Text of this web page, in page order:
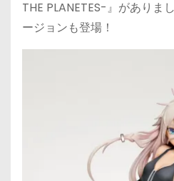
THE PLANETES-』がありま
ージョンも登場！